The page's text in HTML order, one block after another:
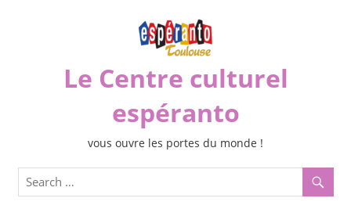
Le Centre culturel
espéranto
vous ouvre les portes du monde !